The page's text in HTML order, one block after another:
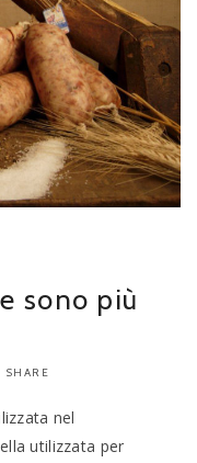
sono più
SHARE
nel
utilizzata per